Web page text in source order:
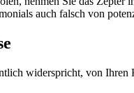
auch falsch von
widerspricht, von